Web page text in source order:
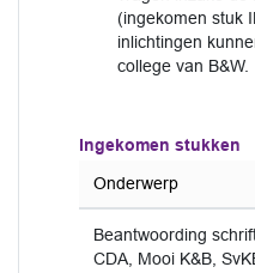
(ingekomen stuk
inlichtingen
college van B&W.
Ingekomen stukken
Onderwerp
Beantwoording
CDA, Mooi K&B,